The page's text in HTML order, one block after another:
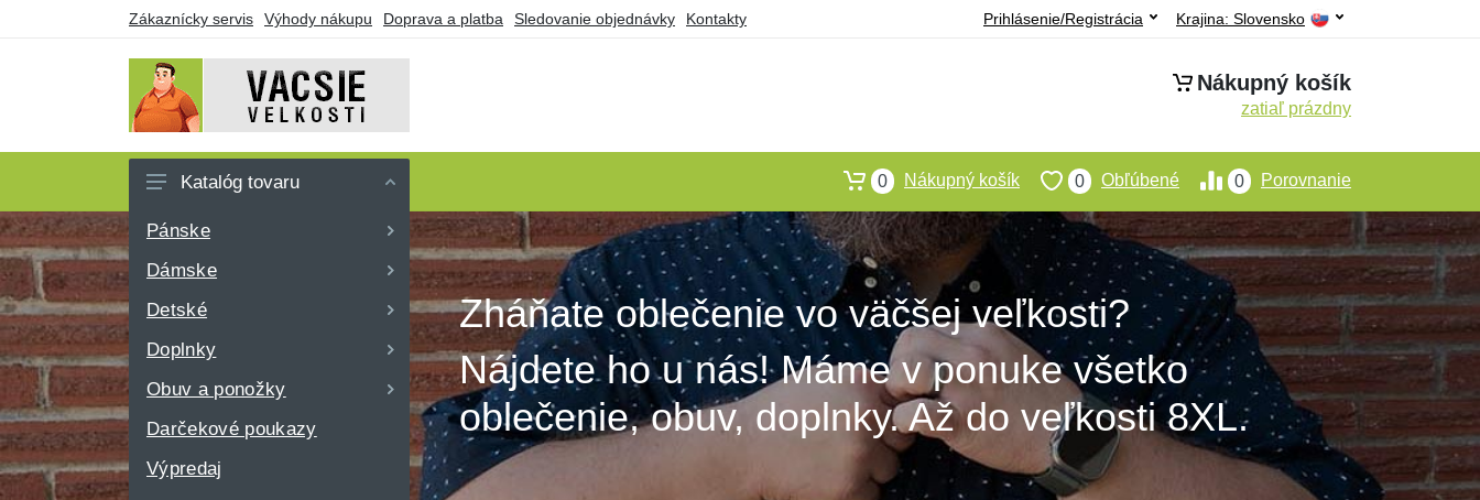
Zákaznícky servis Výhody nákupu Doprava a platba Sledovanie objednávky Kontakty Krajina: Slovensko
Prihlásenie/Registrácia
Nákupný košík
zatiaľ prázdny
Pánske
Dámske
Detské
Doplnky
Obuv a ponožky
Darčekové poukazy
Výpredaj
Katalóg tovaru 0 Porovnanie
0 Obľúbené
0 Nákupný košík
Zháňate oblečenie vo väčšej veľkosti?
Nájdete ho u nás! Máme v ponuke všetko
oblečenie, obuv, doplnky. Až do veľkosti 8XL.